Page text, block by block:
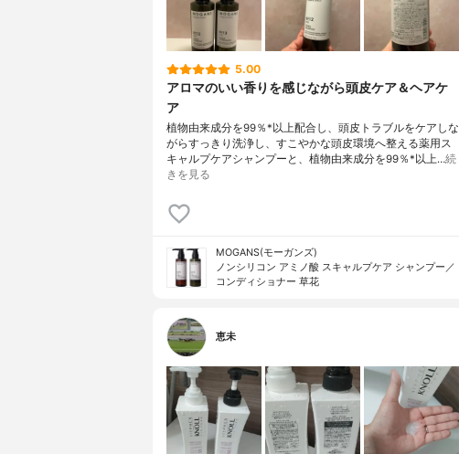
5.00
アロマのいい香りを感じながら頭皮ケア＆ヘアケ
ア
植物由来成分を99％*以上配合し、頭皮トラブルをケアしな
がらすっきり洗浄し、すこやかな頭皮環境へ整える薬用ス
キャルプケアシャンプーと、植物由来成分を99％*以上…続
きを見る
MOGANS(モーガンズ)
ノンシリコン アミノ酸 スキャルプケア シャンプー／
コンディショナー 草花
恵未